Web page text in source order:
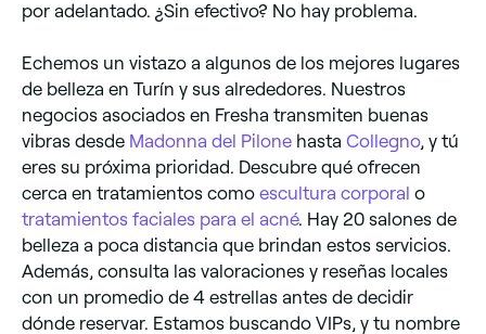
por adelantado. ¿Sin efectivo? No hay problema.
Echemos un vistazo a algunos de los mejores lugares
de belleza en Turín y sus alrededores. Nuestros
negocios asociados en Fresha transmiten buenas
vibras desde Madonna del Pilone hasta Collegno, y tú
eres su próxima prioridad. Descubre qué ofrecen
cerca en tratamientos como escultura corporal o
tratamientos faciales para el acné. Hay 20 salones de
belleza a poca distancia que brindan estos servicios.
Además, consulta las valoraciones y reseñas locales
con un promedio de 4 estrellas antes de decidir
dónde reservar. Estamos buscando VIPs, y tu nombre